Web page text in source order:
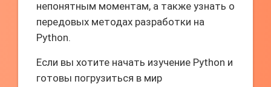
непонятным моментам, а также узнать о
передовых методах разработки на
Python.
Если вы хотите начать изучение Python и
готовы погрузиться в мир